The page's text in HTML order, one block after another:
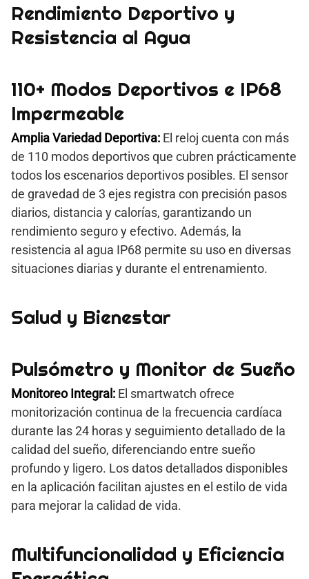
Rendimiento Deportivo y
Resistencia al Agua
110+ Modos Deportivos e IP68
Impermeable
Amplia Variedad Deportiva: El reloj cuenta con más
de 110 modos deportivos que cubren prácticamente
todos los escenarios deportivos posibles. El sensor
de gravedad de 3 ejes registra con precisión pasos
diarios, distancia y calorías, garantizando un
rendimiento seguro y efectivo. Además, la
resistencia al agua IP68 permite su uso en diversas
situaciones diarias y durante el entrenamiento.
Salud y Bienestar
Pulsómetro y Monitor de Sueño
Monitoreo Integral: El smartwatch ofrece
monitorización continua de la frecuencia cardíaca
durante las 24 horas y seguimiento detallado de la
calidad del sueño, diferenciando entre sueño
profundo y ligero. Los datos detallados disponibles
en la aplicación facilitan ajustes en el estilo de vida
para mejorar la calidad de vida.
Multifuncionalidad y Eficiencia